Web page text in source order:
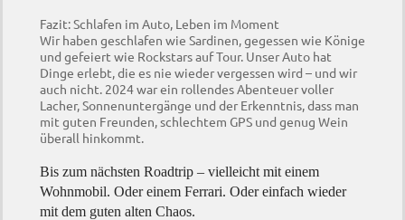
Fazit: Schlafen im Auto, Leben im Moment
Wir haben geschlafen wie Sardinen, gegessen wie Könige
und gefeiert wie Rockstars auf Tour. Unser Auto hat
Dinge erlebt, die es nie wieder vergessen wird – und wir
auch nicht. 2024 war ein rollendes Abenteuer voller
Lacher, Sonnenuntergänge und der Erkenntnis, dass man
mit guten Freunden, schlechtem GPS und genug Wein
überall hinkommt.
Bis zum nächsten Roadtrip – vielleicht mit einem
Wohnmobil. Oder einem Ferrari. Oder einfach wieder
mit dem guten alten Chaos.